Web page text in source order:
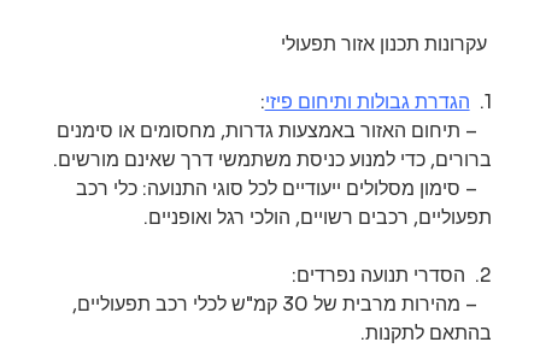
עקרונות תכנון אזור תפעולי
1. הגדרת גבולות ותיחום פיזי:
   – תיחום האזור באמצעות גדרות, מחסומים או סימנים
ברורים, כדי למנוע כניסת משתמשי דרך שאינם מורשים.
   – סימון מסלולים ייעודיים לכל סוגי התנועה: כלי רכב
תפעוליים, רכבים רשויים, הולכי רגל ואופניים.
2.  הסדרי תנועה נפרדים:
   – מהירות מרבית של 30 קמ"ש לכלי רכב תפעוליים,
בהתאם לתקנות.